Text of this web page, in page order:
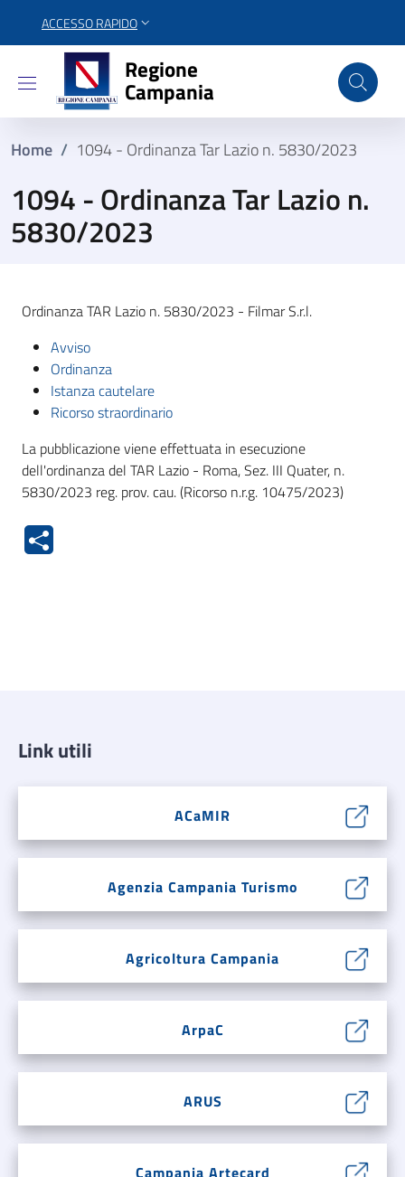
ACCESSO RAPIDO
Regione Campania
Regione
Campania
Home / 1094 - Ordinanza Tar Lazio n. 5830/2023
1094 - Ordinanza Tar Lazio n.
5830/2023
Ordinanza TAR Lazio n. 5830/2023 - Filmar S.r.l.
Avviso
Ordinanza
Istanza cautelare
Ricorso straordinario
La pubblicazione viene effettuata in esecuzione
dell'ordinanza del TAR Lazio - Roma, Sez. III Quater, n.
5830/2023 reg. prov. cau. (Ricorso n.r.g. 10475/2023)
Link utili
ACaMIR
Agenzia Campania Turismo
Agricoltura Campania
ArpaC
ARUS
Campania Artecard